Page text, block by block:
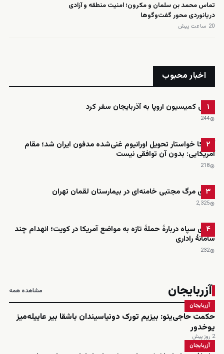
تماس محمد بن سلمان و مکرون؛ امنیت منطقه و آزادی
دریانوردی محور گفت‌وگوها
20 ساعت پیش
اخبار محبوب
۱
رئیس کمیسیون اروپا به آذربایجان سفر کرد
244
۲
آمریکا خواستار تحویل اورانیوم غنی‌شده مدفون ایران شد؛ مقام
آمریکایی: بدون آن توافقی نیست
218
۳
ادعای مرگ مجتبی خامنه‌ای در بیمارستان لقمان تهران
2٬325
۴
ادعای سپاه دربارهٔ حملهٔ تازه به مواضع آمریکا در کویت؛ انهدام چند
سامانهٔ راداری
232
آزربایجان مشاهده همه
آزربایجان
حکمت حاجی‌یئو: بیزیم تورک دونیاسیندان باشقا بیر عاییله‌میز
یوخدور
2 روز پیش
آزربایجان